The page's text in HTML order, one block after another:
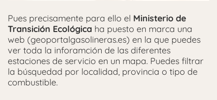
Pues precisamente para ello el Ministerio de
Transición Ecológica ha puesto en marca una
web (geoportalgasolineras.es) en la que puedes
ver toda la inforamción de las diferentes
estaciones de servicio en un mapa. Puedes filtrar
la búsquedad por localidad, provincia o tipo de
combustible.